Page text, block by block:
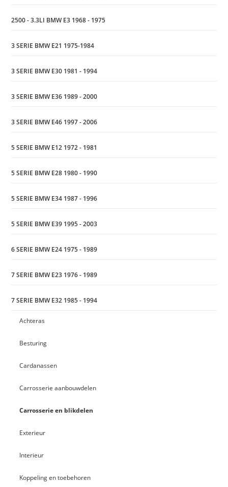
2500 - 3.3LI BMW E3 1968 - 1975
3 SERIE BMW E21 1975-1984
3 SERIE BMW E30 1981 - 1994
3 SERIE BMW E36 1989 - 2000
3 SERIE BMW E46 1997 - 2006
5 SERIE BMW E12 1972 - 1981
5 SERIE BMW E28 1980 - 1990
5 SERIE BMW E34 1987 - 1996
5 SERIE BMW E39 1995 - 2003
6 SERIE BMW E24 1975 - 1989
7 SERIE BMW E23 1976 - 1989
7 SERIE BMW E32 1985 - 1994
Achteras
Besturing
Cardanassen
Carrosserie aanbouwdelen
Carrosserie en blikdelen
Exterieur
Interieur
Koppeling en toebehoren